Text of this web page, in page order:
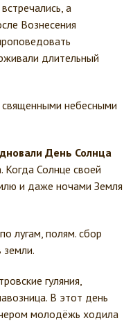
а
Вознесения
длительный
небесными
День Солнца
Когда Солнце своей
и даже ночами Земля
лугам, полям. сбор
земли.
гуляния,
В этот день
молодёжь ходила